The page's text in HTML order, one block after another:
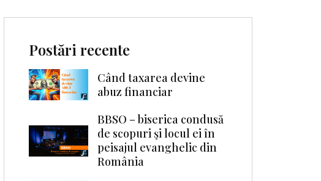
Postări recente
Când taxarea devine
abuz financiar
BBSO – biserica condusă
de scopuri şi locul ei în
peisajul evanghelic din
România